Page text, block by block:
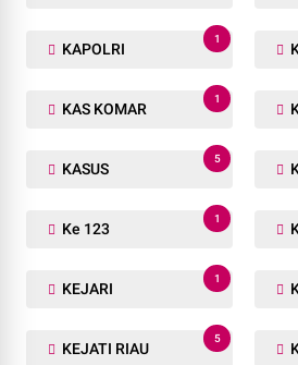
KAPOLRI
1
KAS KOMAR
1
KASUS
5
Ke 123
1
KEJARI
1
KEJATI RIAU
5